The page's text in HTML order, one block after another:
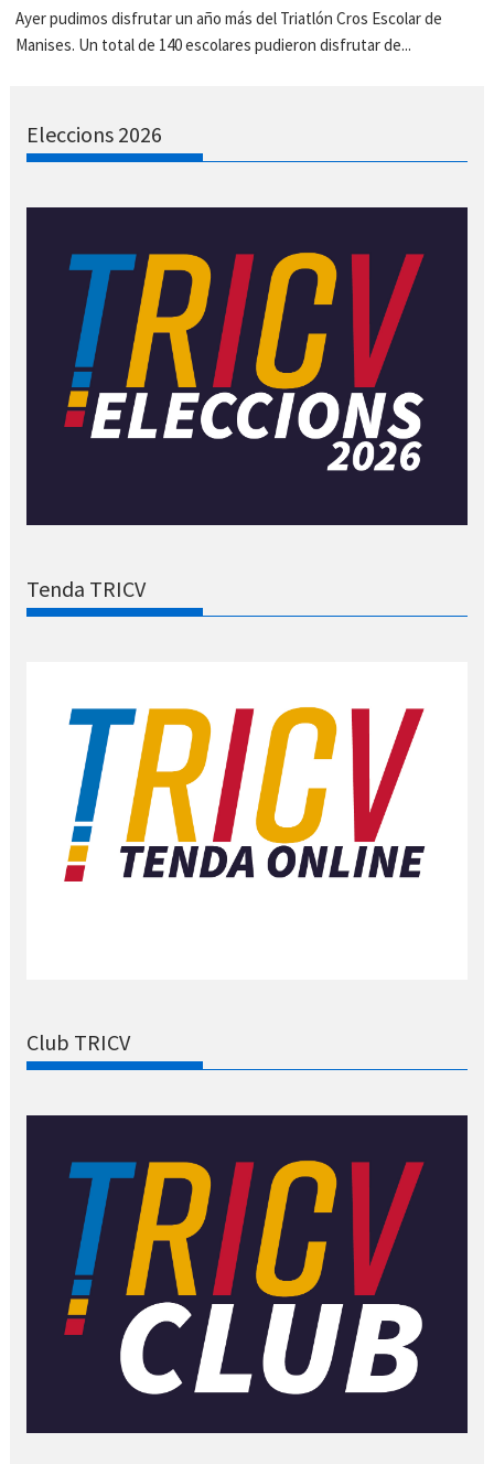
Ayer pudimos disfrutar un año más del Triatlón Cros Escolar de
Manises. Un total de 140 escolares pudieron disfrutar de...
Eleccions 2026
Tenda TRICV
Club TRICV